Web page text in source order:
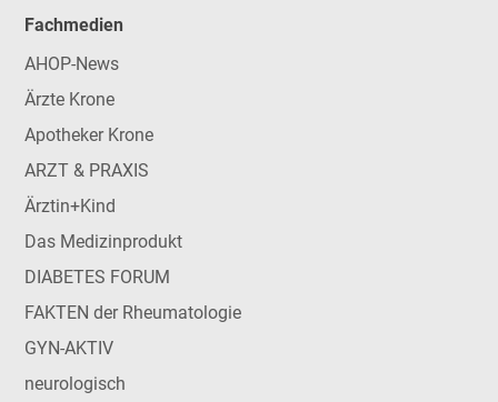
Fachmedien
AHOP-News
Ärzte Krone
Apotheker Krone
ARZT & PRAXIS
Ärztin+Kind
Das Medizinprodukt
DIABETES FORUM
FAKTEN der Rheumatologie
GYN-AKTIV
neurologisch